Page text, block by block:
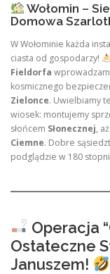
Wołomin –
Domowa
W Wołominie każda
ciasta od gospodarzy!
Fieldorfa
kosmicznego
Zielonce. Uwielbiamy
wiosek: montujemy
słońcem Słonecznej,
Ciemne. Dobre
podglądzie w 180
Operacja
Ostateczne
Januszem!